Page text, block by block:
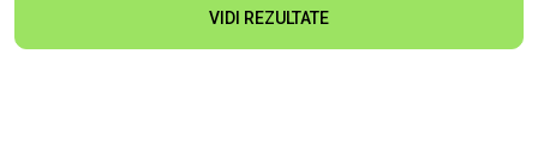
VIDI REZULTATE